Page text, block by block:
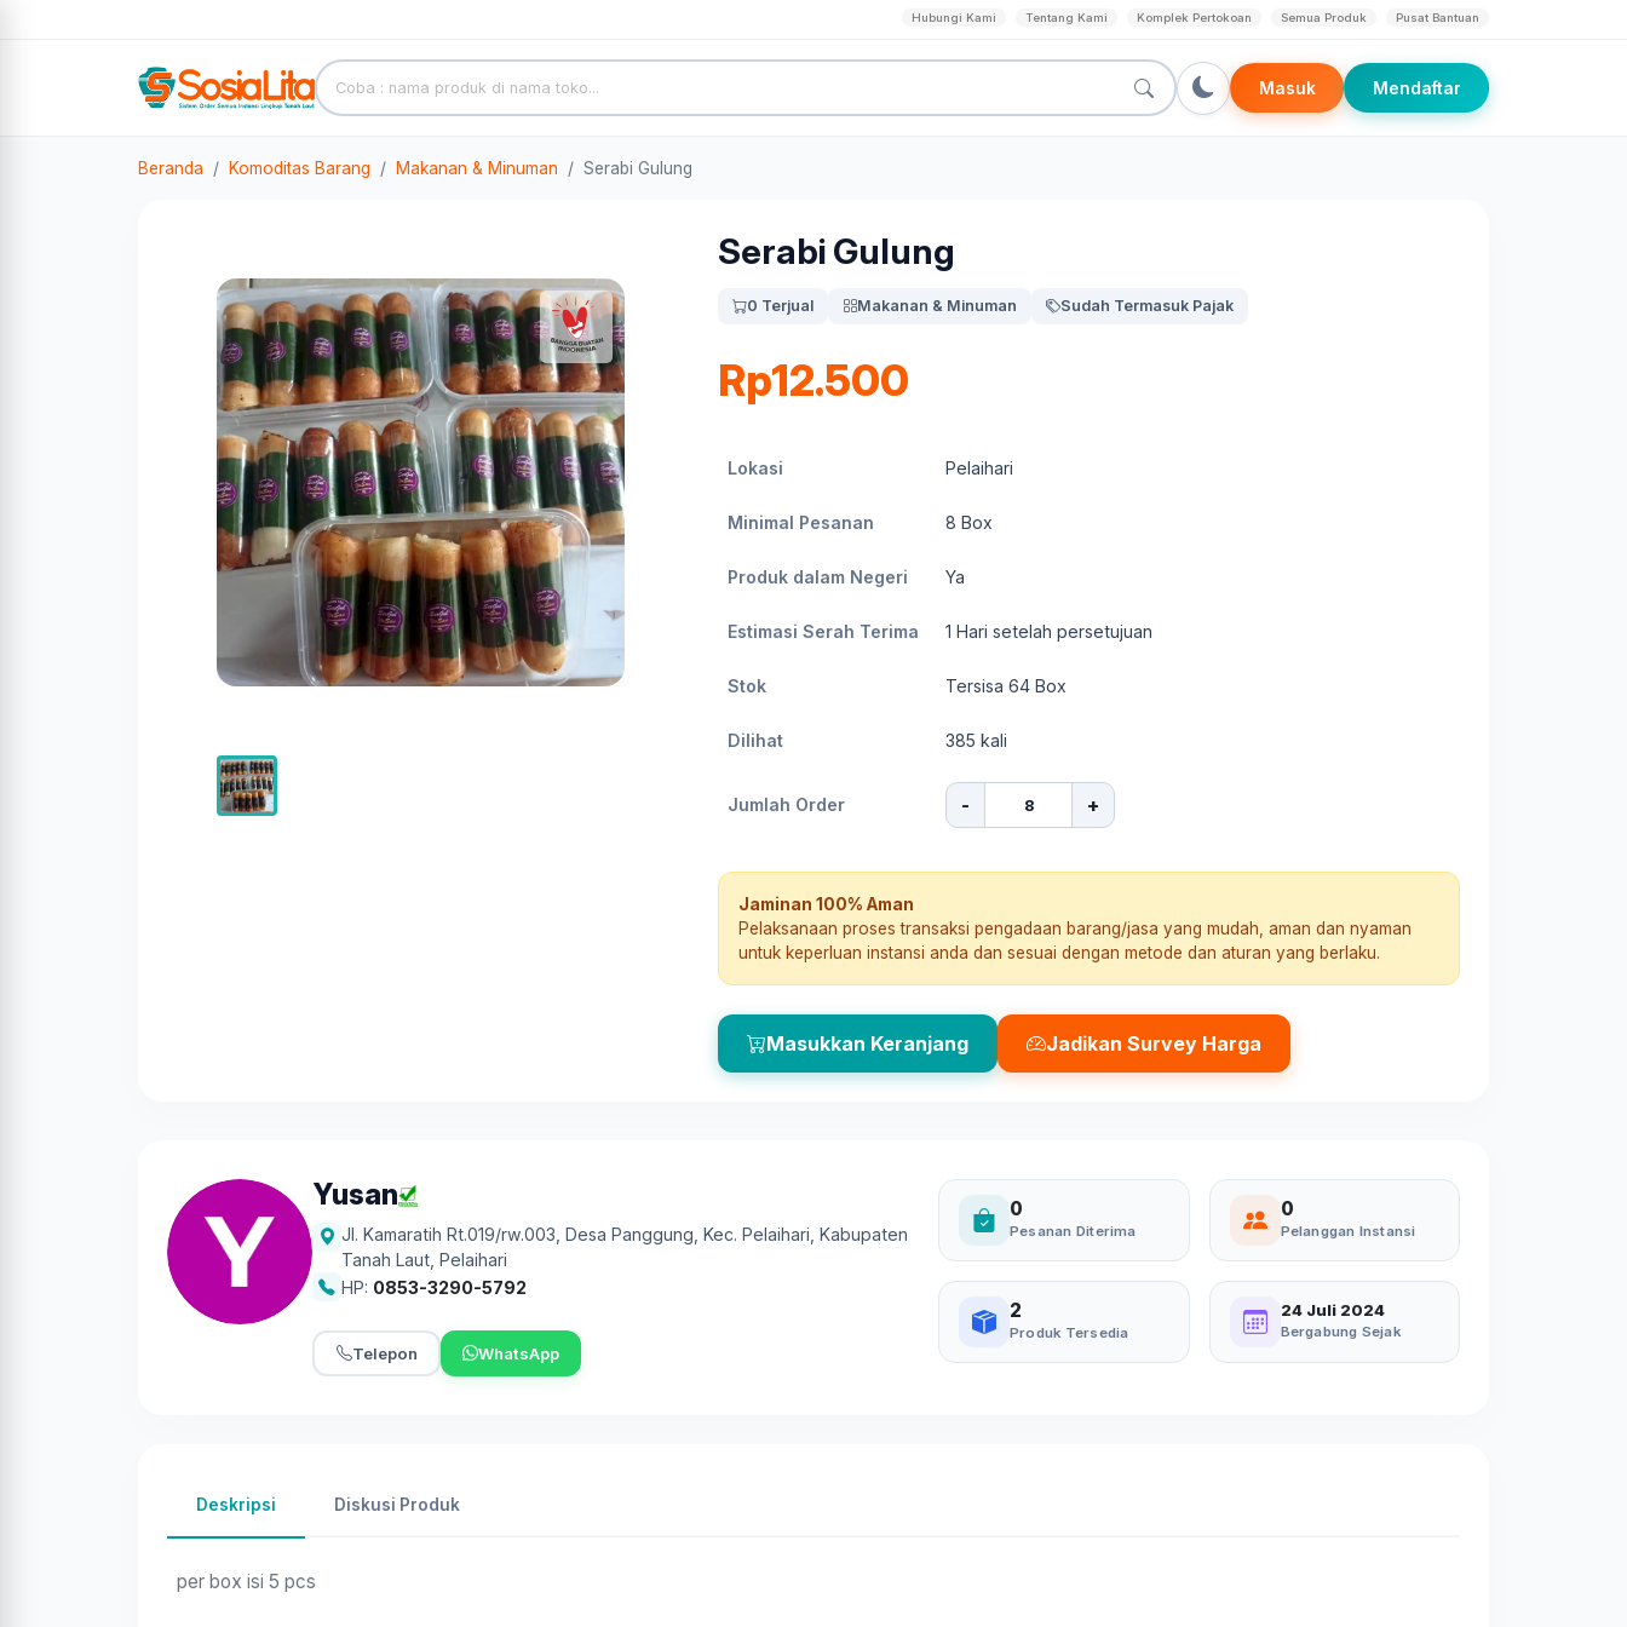
Hubungi Kami Tentang Kami Komplek Pertokoan Semua Produk Pusat Bantuan
Masuk Mendaftar
Beranda Komoditas Barang Makanan & Minuman Serabi Gulung
Serabi Gulung
0 Terjual Makanan & Minuman Sudah Termasuk Pajak
Rp12.500
Lokasi Pelaihari
Minimal Pesanan 8 Box
Produk dalam Negeri Ya
Estimasi Serah Terima 1 Hari setelah persetujuan
Stok Tersisa 64 Box
Dilihat 385 kali
Jumlah Order - +
Jaminan 100% Aman
Pelaksanaan proses transaksi pengadaan barang/jasa yang mudah, aman dan nyaman
untuk keperluan instansi anda dan sesuai dengan metode dan aturan yang berlaku.
Masukkan Keranjang Jadikan Survey Harga
Yusan
Jl. Kamaratih Rt.019/rw.003, Desa Panggung, Kec. Pelaihari, Kabupaten
Tanah Laut Pelaihari
HP: 0853-3290-5792
Telepon WhatsApp
0
Pesanan Diterima
0
Pelanggan Instansi
2
Produk Tersedia
24 Juli 2024
Bergabung Sejak
Deskripsi Diskusi Produk
per box isi 5 pcs